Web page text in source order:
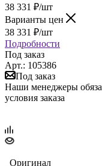
38 331 ₽/шт
Варианты цен
38 331 ₽/шт
Подробности
Под заказ
Арт.: 105386
Под заказ
Наши менеджеры
условия заказа
Оригинал